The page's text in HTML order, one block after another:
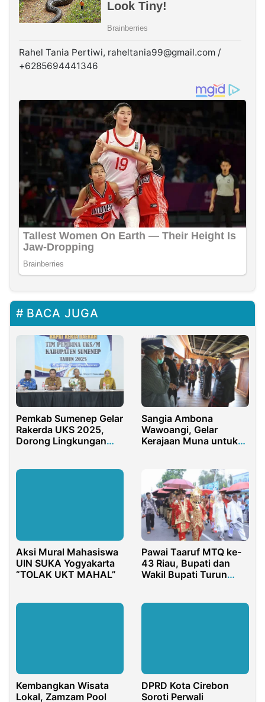
Rahel Tania Pertiwi, raheltania99@gmail.com /
+6285694441346
BACA JUGA
Pemkab Sumenep Gelar
Rakerda UKS 2025,
Dorong Lingkungan
Sangia Ambona
Wawoangi, Gelar
Kerajaan Muna untuk
Aksi Mural Mahasiswa
UIN SUKA Yogyakarta
“TOLAK UKT MAHAL”
Pawai Taaruf MTQ ke-
43 Riau, Bupati dan
Wakil Bupati Turun
Kembangkan Wisata
Lokal, Zamzam Pool
DPRD Kota Cirebon
Soroti Perwali